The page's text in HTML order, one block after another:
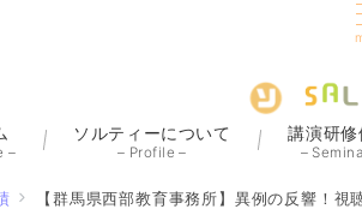
–
ソルティーについて
– Profile –
講演研修
–
【群馬県西部教育事務所】異例の反響！